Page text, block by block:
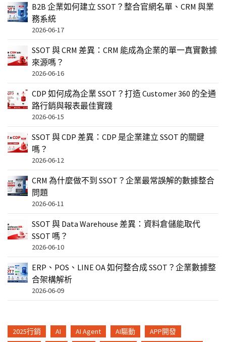
B2B 企業如何建立 SSOT？整合官網名單、CRM 與業
務系統
2026-06-17
SSOT 與 CRM 差異：CRM 能成為企業的單一真實數據
來源嗎？
2026-06-16
CDP 如何成為企業 SSOT？打造 Customer 360 的全通
路行銷與報表最佳實踐
2026-06-15
SSOT 與 CDP 差異：CDP 是企業建立 SSOT 的關鍵
嗎？
2026-06-12
CRM 為什麼做不到 SSOT？企業最常誤解的數據整合
問題
2026-06-11
SSOT 與 Data Warehouse 差異：資料倉儲能取代
SSOT 嗎？
2026-06-10
ERP、POS、LINE OA 如何整合成 SSOT？企業數據整
合架構解析
2026-06-09
2025行銷 AI AI Agent AI驅動
APP開發